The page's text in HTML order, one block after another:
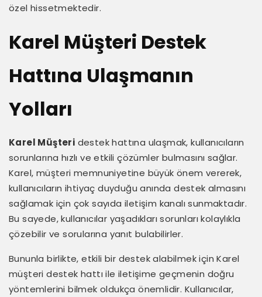
özel hissetmektedir.
Karel Müşteri Destek
Hattına Ulaşmanın
Yolları
Karel Müşteri destek hattına ulaşmak, kullanıcıların
sorunlarına hızlı ve etkili çözümler bulmasını sağlar.
Karel, müşteri memnuniyetine büyük önem vererek,
kullanıcıların ihtiyaç duyduğu anında destek almasını
sağlamak için çok sayıda iletişim kanalı sunmaktadır.
Bu sayede, kullanıcılar yaşadıkları sorunları kolaylıkla
çözebilir ve sorularına yanıt bulabilirler.
Bununla birlikte, etkili bir destek alabilmek için Karel
müşteri destek hattı ile iletişime geçmenin doğru
yöntemlerini bilmek oldukça önemlidir. Kullanıcılar,